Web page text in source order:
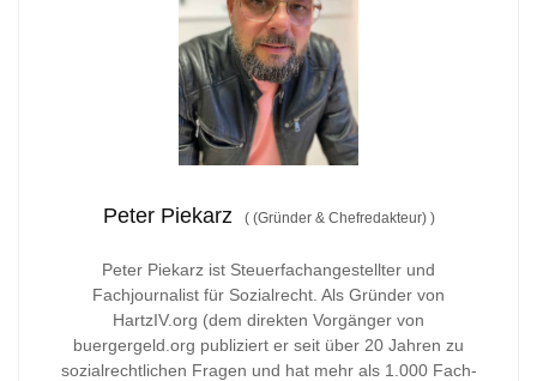
Peter Piekarz ((Gründer & Chefredakteur) )
Peter Piekarz ist Steuerfachangestellter und
Fachjournalist für Sozialrecht. Als Gründer von
HartzIV.org (dem direkten Vorgänger von
buergergeld.org publiziert er seit über 20 Jahren zu
sozialrechtlichen Fragen und hat mehr als 1.000 Fach-